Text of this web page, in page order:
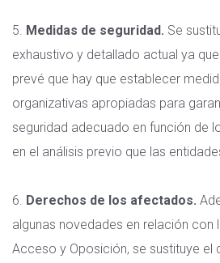
5. Medidas de seguridad. Se
exhaustivo y detallado actual ya
prevé que hay que establecer
organizativas apropiadas para
seguridad adecuado en función de
en el análisis previo que las
6. Derechos de los afectados.
algunas novedades en relación con
Acceso y Oposición, se sustituye el